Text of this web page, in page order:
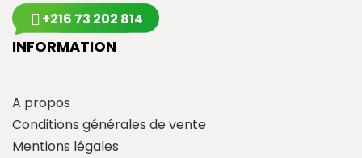
+216 73 202 814
INFORMATION
A propos
Conditions générales de vente
Mentions légales